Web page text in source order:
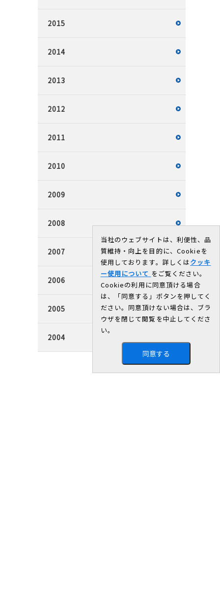
2015
2014
2013
2012
2011
2010
2009
2008
2007
2006
2005
2004
当社のウェブサイトは、利便性、品
質維持・向上を目的に、Cookieを
使用しております。詳しくはクッキ
ー使用について をご覧ください。
Cookieの利用に同意頂ける場合
は、「同意する」ボタンを押してく
ださい。同意頂けない場合は、ブラ
ウザを閉じて閲覧を中止してくださ
い。
同意する